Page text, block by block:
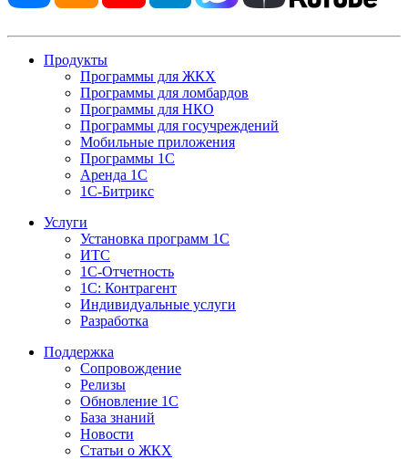
Продукты
Программы для ЖКХ
Программы для ломбардов
Программы для НКО
Программы для госучреждений
Мобильные приложения
Программы 1С
Аренда 1С
1С-Битрикс
Услуги
Установка программ 1С
ИТС
1С-Отчетность
1С: Контрагент
Индивидуальные услуги
Разработка
Поддержка
Сопровождение
Релизы
Обновление 1С
База знаний
Новости
Статьи о ЖКХ